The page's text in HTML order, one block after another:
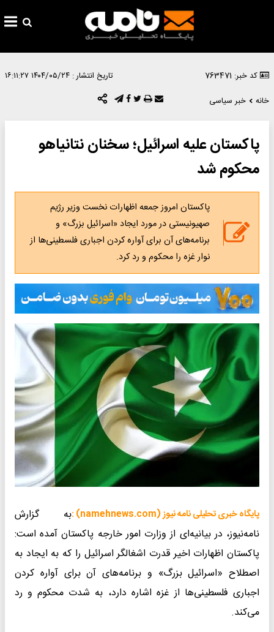
کد خبر: 763471 تاریخ انتشار : ۱۴۰۴/۰۵/۲۴ ۱۶:۱۱:۲۷
خانه
خبر سیاسی
پاکستان علیه اسرائیل؛ سخنان نتانیاهو
محکوم شد
پاکستان امروز جمعه اظهارات نخست وزیر رژیم
صهیونیستی در مورد ایجاد «اسرائیل بزرگ» و
برنامه‌های آن برای آواره کردن اجباری فلسطینی‌ها از
نوار غزه را محکوم و رد کرد.
پایگاه خبری تحلیلی نامه نیوز (namehnews.com) :
به گزارش
نامه‌نیوز، در بیانیه‌ای از وزارت امور خارجه پاکستان آمده است:
پاکستان اظهارات اخیر قدرت اشغالگر اسرائیل را که به ایجاد به
اصطلاح «اسرائیل بزرگ» و برنامه‌های آن برای آواره کردن
اجباری فلسطینی‌ها از غزه اشاره دارد، به شدت محکوم و رد
می‌کند.